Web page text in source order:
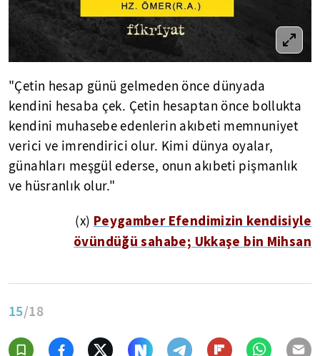
"Çetin hesap günü gelmeden önce dünyada
kendini hesaba çek. Çetin hesaptan önce bollukta
kendini muhasebe edenlerin akıbeti memnuniyet
verici ve imrendirici olur. Kimi dünya oyalar,
günahları meşgül ederse, onun akıbeti pişmanlık
ve hüsranlık olur."
(x) Peygamber Efendimizin kendisiyle
övündüğü sahabe; Ukkaşe bin Mihsan
15/18